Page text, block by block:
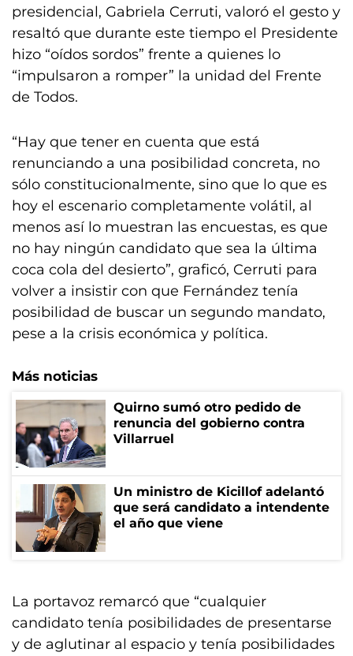
presidencial, Gabriela Cerruti, valoró el gesto y
resaltó que durante este tiempo el Presidente
hizo “oídos sordos” frente a quienes lo
“impulsaron a romper” la unidad del Frente
de Todos.
“Hay que tener en cuenta que está
renunciando a una posibilidad concreta, no
sólo constitucionalmente, sino que lo que es
hoy el escenario completamente volátil, al
menos así lo muestran las encuestas, es que
no hay ningún candidato que sea la última
coca cola del desierto”, graficó, Cerruti para
volver a insistir con que Fernández tenía
posibilidad de buscar un segundo mandato,
pese a la crisis económica y política.
Más noticias
Quirno sumó otro pedido de
renuncia del gobierno contra
Villarruel
Un ministro de Kicillof adelantó
que será candidato a intendente
el año que viene
La portavoz remarcó que “cualquier
candidato tenía posibilidades de presentarse
y de aglutinar al espacio y tenía posibilidades